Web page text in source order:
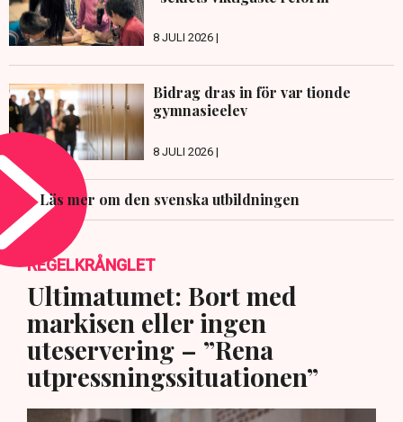
8 JULI 2026 |
Bidrag dras in för var tionde
gymnasieelev
8 JULI 2026 |
Läs mer om den svenska utbildningen
REGELKRÅNGLET
Ultimatumet: Bort med
markisen eller ingen
uteservering – ”Rena
utpressningssituationen”